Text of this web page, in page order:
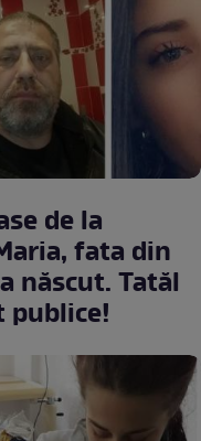
de la
fata din
născut. Tatăl
publice!